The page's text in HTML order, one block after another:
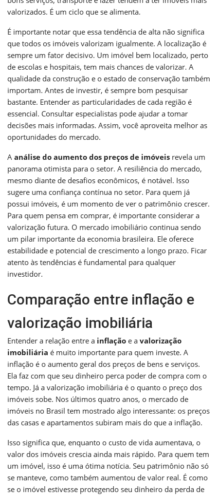
valorizados. É um ciclo que se alimenta.
É importante notar que essa tendência de alta não significa
que todos os imóveis valorizam igualmente. A localização é
sempre um fator decisivo. Um imóvel bem localizado, perto
de escolas e hospitais, tem mais chances de valorizar. A
qualidade da construção e o estado de conservação também
importam. Antes de investir, é sempre bom pesquisar
bastante. Entender as particularidades de cada região é
essencial. Consultar especialistas pode ajudar a tomar
decisões mais informadas. Assim, você aproveita melhor as
oportunidades do mercado.
A análise do aumento dos preços de imóveis revela um
panorama otimista para o setor. A resiliência do mercado,
mesmo diante de desafios econômicos, é notável. Isso
sugere uma confiança contínua no setor. Para quem já
possui imóveis, é um momento de ver o patrimônio crescer.
Para quem pensa em comprar, é importante considerar a
valorização futura. O mercado imobiliário continua sendo
um pilar importante da economia brasileira. Ele oferece
estabilidade e potencial de crescimento a longo prazo. Ficar
atento às tendências é fundamental para qualquer
investidor.
Comparação entre inflação e
valorização imobiliária
Entender a relação entre a inflação e a valorização
imobiliária é muito importante para quem investe. A
inflação é o aumento geral dos preços de bens e serviços.
Ela faz com que seu dinheiro perca poder de compra com o
tempo. Já a valorização imobiliária é o quanto o preço dos
imóveis sobe. Nos últimos quatro anos, o mercado de
imóveis no Brasil tem mostrado algo interessante: os preços
das casas e apartamentos subiram mais do que a inflação.
Isso significa que, enquanto o custo de vida aumentava, o
valor dos imóveis crescia ainda mais rápido. Para quem tem
um imóvel, isso é uma ótima notícia. Seu patrimônio não só
se manteve, como também aumentou de valor real. É como
se o imóvel estivesse protegendo seu dinheiro da perda de